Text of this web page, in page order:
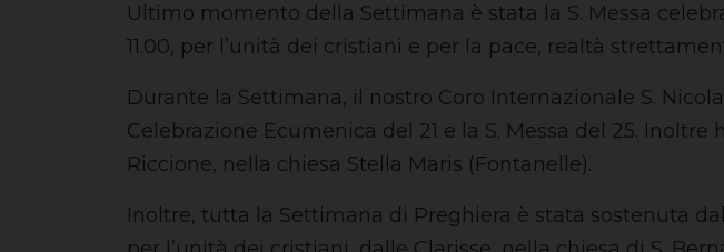
Ultimo momento della Settimana è stata la S. Messa
11.00, per l’unità dei cristiani e per la pace, realtà
Durante la Settimana, il nostro Coro Internazionale S.
Celebrazione Ecumenica del 21 e la S. Messa del 25.
Riccione, nella chiesa Stella Maris (Fontanelle).
Inoltre, tutta la Settimana di Preghiera è stata sostenuta